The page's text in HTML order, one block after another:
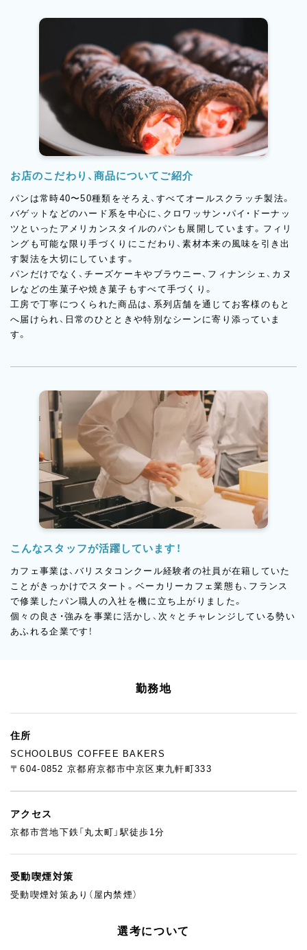
お店のこだわり、商品についてご紹介
パンは常時40〜50種類をそろえ、すべてオールスクラッチ製法。
バゲットなどのハード系を中心に、クロワッサン・パイ・ドーナッ
ツといったアメリカンスタイルのパンも展開しています。フィリ
ングも可能な限り手づくりにこだわり、素材本来の風味を引き出
す製法を大切にしています。
パンだけでなく、チーズケーキやブラウニー、フィナンシェ、カヌ
レなどの生菓子や焼き菓子もすべて手づくり。
工房で丁寧につくられた商品は、系列店舗を通じてお客様のもと
へ届けられ、日常のひとときや特別なシーンに寄り添っていま
す。
こんなスタッフが活躍しています！
カフェ事業は、バリスタコンクール経験者の社員が在籍していた
ことがきっかけでスタート。ベーカリーカフェ業態も、フランス
で修業したパン職人の入社を機に立ち上がりました。
個々の良さ・強みを事業に活かし、次々とチャレンジしている勢い
あふれる企業です！
勤務地
住所
SCHOOLBUS COFFEE BAKERS
〒604-0852 京都府京都市中京区東九軒町333
アクセス
京都市営地下鉄「丸太町」駅徒歩1分
受動喫煙対策
受動喫煙対策あり（屋内禁煙）
選考について